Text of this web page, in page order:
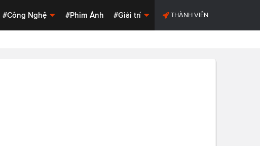
#Công Nghệ #Phim Ảnh #Giải trí THÀNH VIÊN